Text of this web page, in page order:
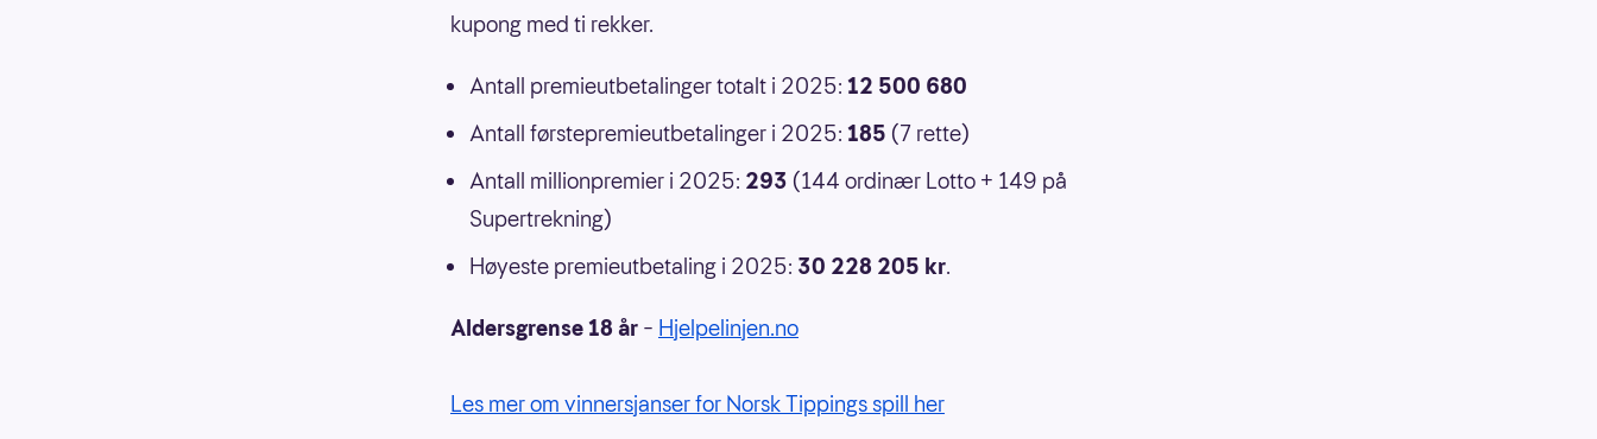
kupong med ti rekker.
Antall premieutbetalinger totalt i 2025: 12 500 680
Antall førstepremieutbetalinger i 2025: 185 (7 rette)
Antall millionpremier i 2025: 293 (144 ordinær Lotto + 149 på
Supertrekning)
Høyeste premieutbetaling i 2025: 30 228 205 kr.
Aldersgrense 18 år – Hjelpelinjen.no
Les mer om vinnersjanser for Norsk Tippings spill her